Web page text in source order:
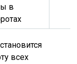
в
всех